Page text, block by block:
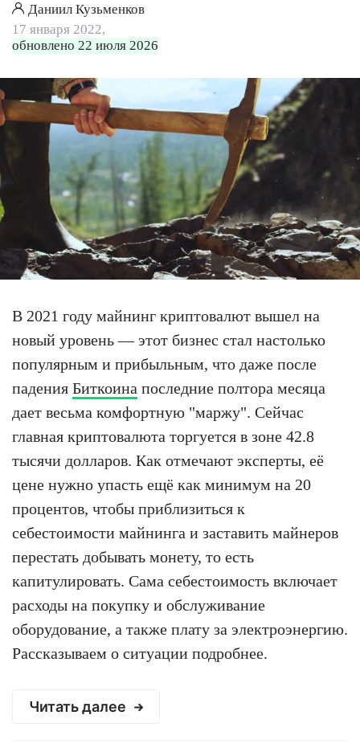
Даниил Кузьменков
17 января 2022,
обновлено 22 июля 2026
В 2021 году майнинг криптовалют вышел на
новый уровень — этот бизнес стал настолько
популярным и прибыльным, что даже после
падения Биткоина последние полтора месяца
дает весьма комфортную "маржу". Сейчас
главная криптовалюта торгуется в зоне 42.8
тысячи долларов. Как отмечают эксперты, её
цене нужно упасть ещё как минимум на 20
процентов, чтобы приблизиться к
себестоимости майнинга и заставить майнеров
перестать добывать монету, то есть
капитулировать. Сама себестоимость включает
расходы на покупку и обслуживание
оборудование, а также плату за электроэнергию.
Рассказываем о ситуации подробнее.
Читать далее